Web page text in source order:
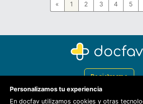
« 1 2 3 4 5
Registrarme
Docfav
Personalizamos tu experiencia
En docfav utilizamos cookies y otras